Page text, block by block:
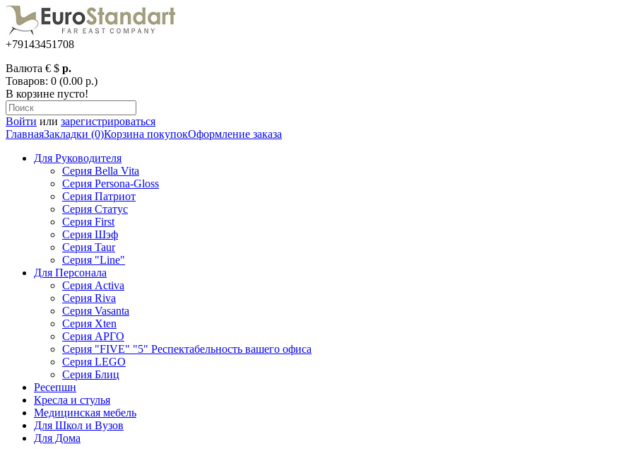
+79143451708
Валюта € $ р.
Товаров: 0 (0.00 р.)
В корзине пусто!
Войти или зарегистрироваться
ГлавнаяЗакладки (0)Корзина покупокОформление заказа
Для Руководителя
Серия Bella Vita
Серия Persona-Gloss
Серия Патриот
Серия Статус
Серия First
Серия Шэф
Серия Taur
Серия "Line"
Для Персонала
Серия Activa
Серия Riva
Серия Vasanta
Серия Xten
Серия АРГО
Серия "FIVE" "5" Респектабельность вашего офиса
Серия LEGO
Серия Блиц
Ресепшн
Кресла и стулья
Медицинская мебель
Для Школ и Вузов
Для Дома